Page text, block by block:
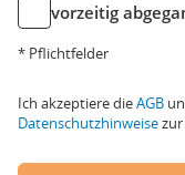
vorzeitig
* Pflichtfelder
Ich akzeptiere dieAGB
Datenschutzhinweise